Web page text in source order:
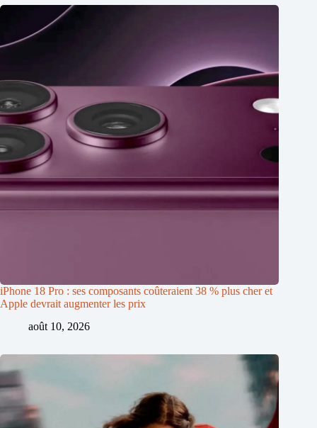
iPhone 18 Pro : ses composants coûteraient 38 % plus cher et
Apple devrait augmenter les prix
août 10, 2026